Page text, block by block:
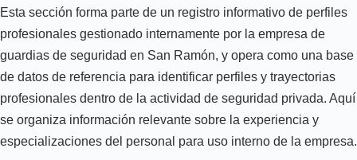
Esta sección forma parte de un registro informativo de perfiles
profesionales gestionado internamente por la empresa de
guardias de seguridad en San Ramón, y opera como una base
de datos de referencia para identificar perfiles y trayectorias
profesionales dentro de la actividad de seguridad privada. Aquí
se organiza información relevante sobre la experiencia y
especializaciones del personal para uso interno de la empresa.